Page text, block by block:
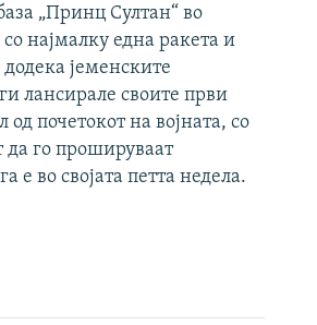
„Принц Султан“ во
најмалку една ракета и
јеменските
лансирале своите први
почетокот на војната, со
да го прошируваат
е во својата петта недела.